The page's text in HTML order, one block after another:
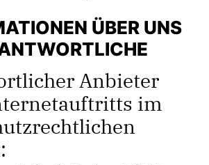
ÜBER UNS
Anbieter
im